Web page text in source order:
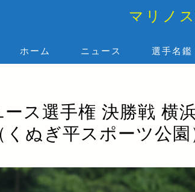
マリノ
ホーム ニュース 選手名鑑
ース選手権 決勝戦 横
ぬぎ平スポーツ公園